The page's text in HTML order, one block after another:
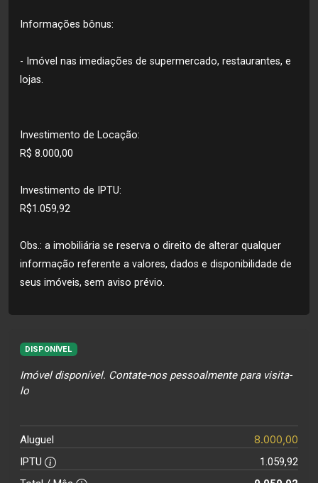
Informações bônus:
- Imóvel nas imediações de supermercado, restaurantes, e
lojas.
Investimento de Locação:
R$ 8.000,00
Investimento de IPTU:
R$1.059,92
Obs.: a imobiliária se reserva o direito de alterar qualquer
informação referente a valores, dados e disponibilidade de
seus imóveis, sem aviso prévio.
DISPONÍVEL
Imóvel disponível. Contate-nos pessoalmente para visita-
lo
Aluguel 8.000,00
IPTU
1.059,92